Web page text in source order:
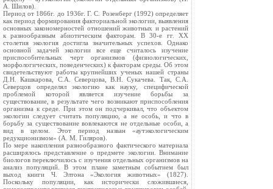
А. Шилов).
Период от 1866г. до 1936г. Г. С. Розенберг (1992) определяет
как период формирования факториальной экологии, выявления
основных закономерностей отношений животных и растений
к разнообразным абиотическим факторам. В 30-е гг. XX
столетия экология достигла значительных успехов. Однако
основной задачей экологии все еще считалось изучение
приспособительных черт организмов (физиологических,
морфологических, поведенческих) к факторам среды. Об этом
свидетельствуют работы крупнейших ученых нашей страны
Д.Н. Кашкарова, С.А. Северцова, В.Н. Сукачева. Так, С.А.
Северцов определял экологию как науку, специфической
проблемой которой является изучение борьбы за
существование, в результате чего возникают приспособления
организма к среде. При этом он подчеркивал, что объектом
экологии следует считать популяцию, а не особь, и что в
борьбу за существование вовлекаются не отдельные особи, а
вид в целом. Этот период назван «аутэкологическим
редукционизмом» (А. М. Гиляров).
По мере накопления разнообразного фактического материала
расширялось представление о предмете экологии. Внимание
биологов переключилось с изучения отдельных организмов на
анализ популяций. В этом плане заметным событием был
выход книги Ч. Элтона «Экология животных» (1827).
Поскольку популяции, как исторически сложившиеся,